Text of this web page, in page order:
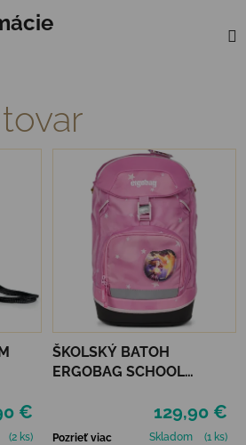
€
(2 ks)
ŠKOLSKÝ BATOH
ERGOBAG SCHOOL
129,90 €
Pozrieť viac Skladom (1 ks)